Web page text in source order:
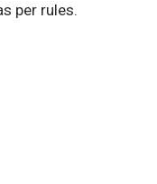
per rules.